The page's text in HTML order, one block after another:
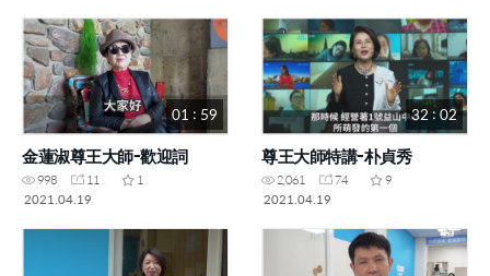
01 : 59
金蓮淑尊王大師-歡迎詞
998 11
1
2021.04.19
32 : 02
尊王大師特講-朴貞秀
2,061 74
9
2021.04.19